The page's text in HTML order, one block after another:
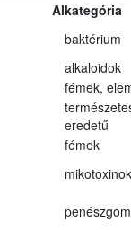
Alkategória
baktérium
alkaloidok
fémek,
eredetű
fémek
mikotoxinok